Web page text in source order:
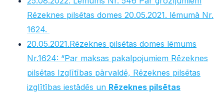
Rēzeknes pilsētas domes 20.05.2021. lēmumā Nr.
1624.
20.05.2021.Rēzeknes pilsētas domes lēmums
Nr.1624: “Par maksas pakalpojumiem Rēzeknes
pilsētas Izglītības pārvaldē, Rēzeknes pilsētas
izglītības iestādēs un Rēzeknes pilsētas